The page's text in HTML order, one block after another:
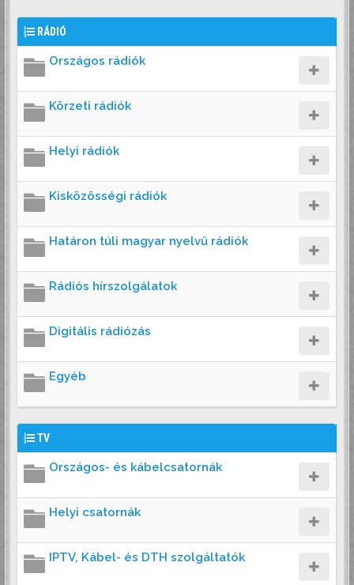
RÁDIÓ
Országos rádiók
Körzeti rádiók
Helyi rádiók
Kisközösségi rádiók
Határon túli magyar nyelvű rádiók
Rádiós hírszolgálatok
Digitális rádiózás
Egyéb
TV
Országos- és kábelcsatornák
Helyi csatornák
IPTV, Kábel- és DTH szolgáltatók